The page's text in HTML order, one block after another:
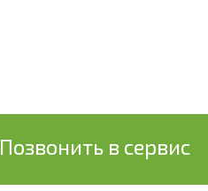
Позвонить в сервис